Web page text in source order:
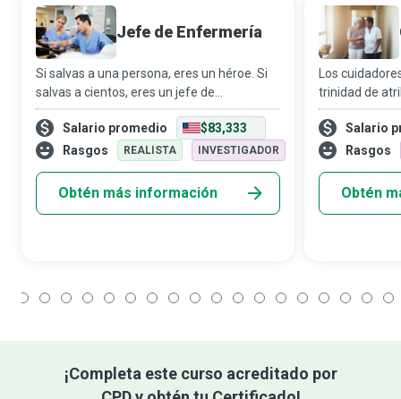
Jefe de Enfermería
Si salvas a una persona, eres un héroe. Si
salvas a cientos, eres un jefe de
enfermería en el corazón del sistema de
salud. La atención constante al bienestar
general de los pacientes que brinda un bu
Salario promedio
$83,333
Rasgos
REALISTA INVESTIGADOR
Obtén más información
Los
trinidad de
paciencia y
persona no
la manera en
Salario
Rasgos
Obtén
¡Completa este curso acreditado por